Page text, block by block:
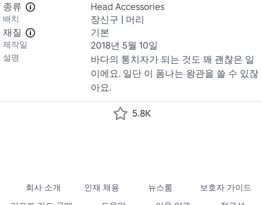
종류
Head Accessories
배치
장신구 | 머리
재질
기본
제작일 2018년 5월 10일
설명
바다의 통치자가 되는 것도 꽤 괜찮은 일
이에요. 일단 이 폼나는 왕관을 쓸 수 있잖
5.8K
회사 소개 인재 채용 뉴스룸
보호자 가이드